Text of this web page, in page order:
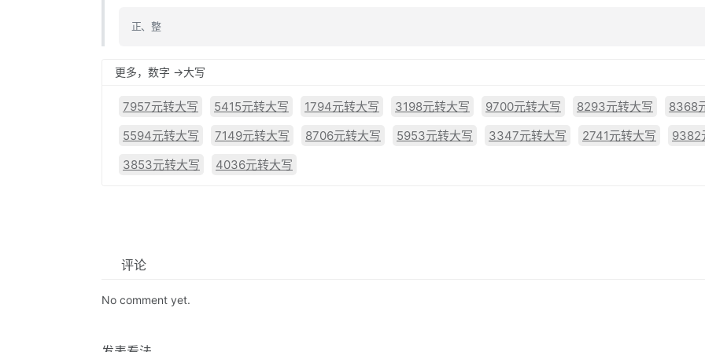
正、整
更多，数字 ->大写
7957元转大写 5415元转大写 1794元转大写 3198元转大写 9700元转大写 8293元转大写
8368
5594元转大写
7149元转大写 8706元转大写 5953元转大写 3347元转大写 2741元转大写
9382
3853元转大写
4036元转大写
评论
No comment yet.